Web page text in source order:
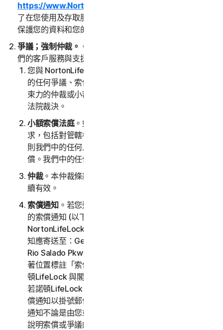
https://www.NortonLifeLock.com/privacy
了在您使用及存取服務時，我們如何收集、使用、處理及
保護您的資料和您的裝置。
爭議；強制仲裁。 。前往
們的客戶服務與支援，即可輕鬆快速解決大多數分歧。
您與 NortonLifeLock 同意，因服務而產生或與之相關
的任何爭議、索償或爭論 (下稱「
束力的仲裁或小額索償法庭裁決，而非由一般管轄權的
法院裁決。
小額索償法庭。如果閣下滿足小額索償法庭的所有需
求，包括對管轄權的任何限制以及爭議中的爭論金額，
則我們中的任何人均可以選擇在小額索償法庭提起索
償。我們中的任何人均可在新加坡法庭提起索償。
仲裁。本仲裁條款在本 LSA 終止和/或服務終止後應持
續有效。
索償通知 。若您選擇尋求仲裁，則您必須先將書面形式
的索償通知 (以下稱「
NortonLifeLock。提交給 NortonLifeLock 的索償通
知應寄送至：General Counsel, Gen Digital Inc., 60
Rio Salado Pkwy #1000, Tempe AZ 85281，請於顯
著位置標註「索償通知」。索償通知應包含閣下希望諾
頓LifeLock 與閣下用來聯絡的通訊與電子郵件地址。
若諾頓LifeLock 選擇尋求仲裁，則會將書面形式的索
償通知以掛號郵件寄送到存檔中閣下的帳單地址。索償
通知不論是由您或由 NortonLifeLock 寄送，均須 (a)
說明索償或爭議的性質與依據；(b) 提出尋求的損害賠